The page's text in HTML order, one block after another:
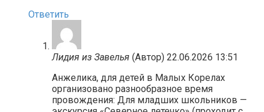
Ответить
Лидия из Завелья (Автор) 22.06.2026 13:51
Анжелика, для детей в Малых Корелах
организовано разнообразное время
провождения: Для младших школьников —